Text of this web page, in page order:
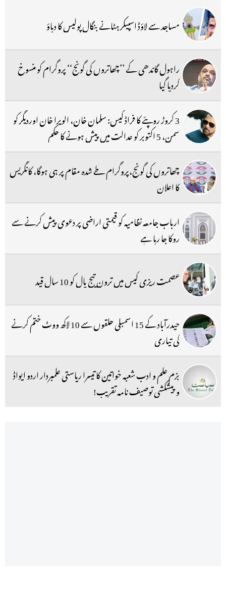
مساجد سے لاؤڈ اسپیکر ہٹانے بنگال پولیس کا دباؤ
راہول گاندھی کے ’’چھاتروں کی گونج‘‘ پروگرام کو منسوخ
کردیا گیا
3 کروڑ روپئے کا فراڈ کیس: سلمان خان، الویرا خان اوردیگر کو
سمن، 5 اکتوبر کو عدالت میں پیش ہونے کا حکم
چھاتروں کی گونج،پروگرام طے شدہ مقام پر ہی ہوگا، کانگریس
کا اعلان
ارباب جامعہ نظامیہ کو قیمتی اراضی پر دعوی پیش کرنے سے
روکا جا رہا ہے
عصمت ریزی کیس میں ترون تیج پال کو 10 سال قید
حیدرآباد کے 15 اسمبلی حلقوں سے 10 لاکھ ووٹ ختم کرنے
کی تیاری
بزم علم و ادب شعبہ خواتین کا تیسرا ریاستی علمبردار اردو ایواڈ
و پیشکشی توصیف نامہ تقریب!